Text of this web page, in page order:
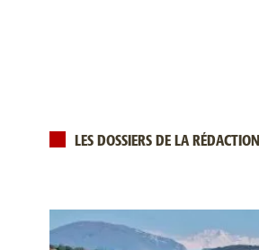
LES DOSSIERS DE LA RÉDACTION